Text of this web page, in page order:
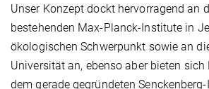
Unser Konzept dockt hervorragend an
bestehenden Max-Planck-Institute in
ökologischen Schwerpunkt sowie an
Universität an, ebenso aber bieten
dem gerade gegründeten